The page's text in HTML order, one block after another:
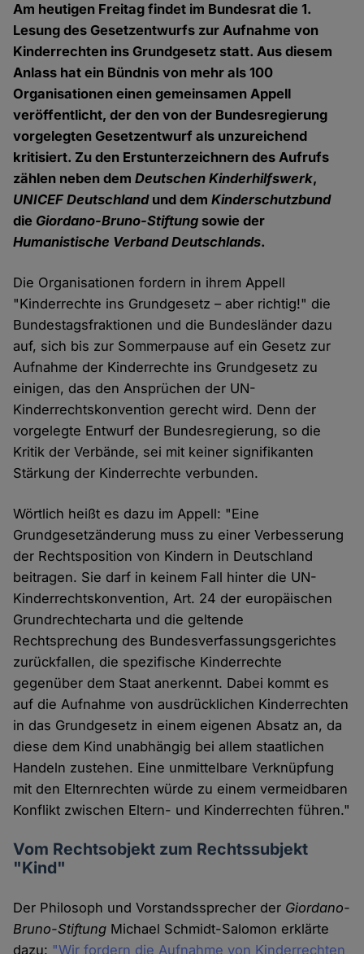
Am heutigen Freitag findet im Bundesrat die 1.
Lesung des Gesetzentwurfs zur Aufnahme von
Kinderrechten ins Grundgesetz statt. Aus diesem
Anlass hat ein Bündnis von mehr als 100
Organisationen einen gemeinsamen Appell
veröffentlicht, der den von der Bundesregierung
vorgelegten Gesetzentwurf als unzureichend
kritisiert. Zu den Erstunterzeichnern des Aufrufs
zählen neben demDeutschen Kinderhilfswerk,
UNICEF Deutschlandund demKinderschutzbund
die Giordano-Bruno-Stiftung sowie der
Humanistische Verband Deutschlands.
Die Organisationen fordern in ihrem Appell
"Kinderrechte ins Grundgesetz – aber richtig!" die
Bundestagsfraktionen und die Bundesländer dazu
auf, sich bis zur Sommerpause auf ein Gesetz zur
Aufnahme der Kinderrechte ins Grundgesetz zu
einigen, das den Ansprüchen der UN-
Kinderrechtskonvention gerecht wird. Denn der
vorgelegte Entwurf der Bundesregierung, so die
Kritik der Verbände, sei mit keiner signifikanten
Stärkung der Kinderrechte verbunden.
Wörtlich heißt es dazu im Appell: "Eine
Grundgesetzänderung muss zu einer Verbesserung
der Rechtsposition von Kindern in Deutschland
beitragen. Sie darf in keinem Fall hinter die UN-
Kinderrechtskonvention, Art. 24 der europäischen
Grundrechtecharta und die geltende
Rechtsprechung des Bundesverfassungsgerichtes
zurückfallen, die spezifische Kinderrechte
gegenüber dem Staat anerkennt. Dabei kommt es
auf die Aufnahme von ausdrücklichen Kinderrechten
in das Grundgesetz in einem eigenen Absatz an, da
diese dem Kind unabhängig bei allem staatlichen
Handeln zustehen. Eine unmittelbare Verknüpfung
mit den Elternrechten würde zu einem vermeidbaren
Konflikt zwischen Eltern- und Kinderrechten führen."
Vom Rechtsobjekt zum Rechtssubjekt
"Kind"
Der Philosoph und Vorstandssprecher der Giordano-
Bruno-Stiftung Michael Schmidt-Salomon erklärte
dazu: "Wir fordern die Aufnahme von Kinderrechten